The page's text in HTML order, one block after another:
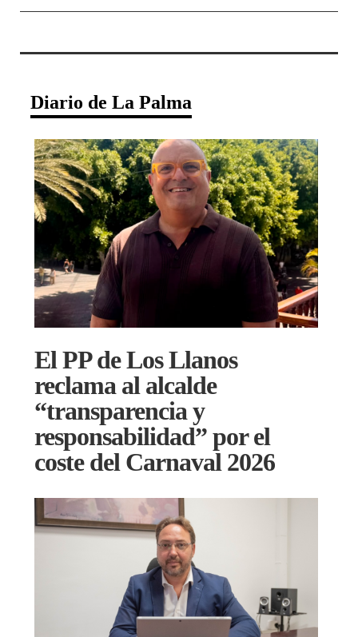
Diario de La Palma
El PP de Los Llanos
reclama al alcalde
“transparencia y
responsabilidad” por el
coste del Carnaval 2026